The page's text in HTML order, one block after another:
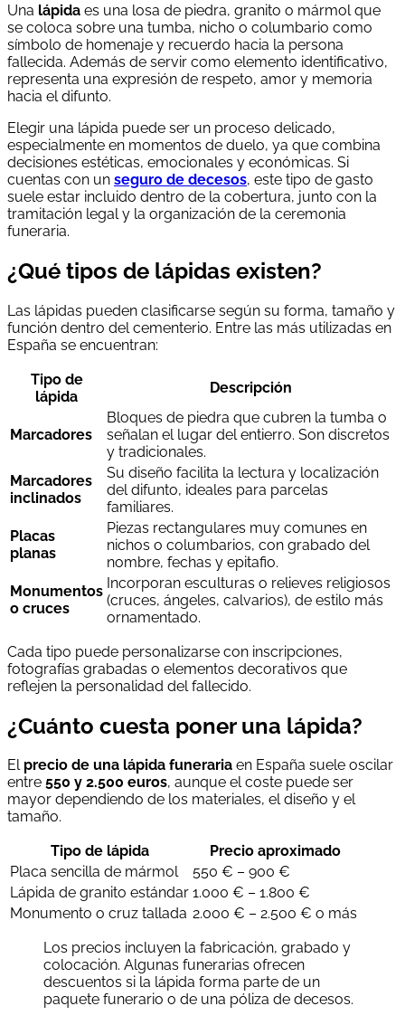
Una lápida es una losa de piedra, granito o mármol que
se coloca sobre una tumba, nicho o columbario como
símbolo de homenaje y recuerdo hacia la persona
fallecida. Además de servir como elemento identificativo,
representa una expresión de respeto, amor y memoria
hacia el difunto.
Elegir una lápida puede ser un proceso delicado,
especialmente en momentos de duelo, ya que combina
decisiones estéticas, emocionales y económicas. Si
cuentas con un seguro de decesos, este tipo de gasto
suele estar incluido dentro de la cobertura, junto con la
tramitación legal y la organización de la ceremonia
funeraria.
¿Qué tipos de lápidas existen?
Las lápidas pueden clasificarse según su forma, tamaño y
función dentro del cementerio. Entre las más utilizadas en
España se encuentran:
Tipo de
lápida
Descripción
Marcadores
Bloques de piedra que cubren la tumba o
señalan el lugar del entierro. Son discretos
y tradicionales.
Marcadores
inclinados
Su diseño facilita la lectura y localización
del difunto, ideales para parcelas
familiares.
Placas
planas
Piezas rectangulares muy comunes en
nichos o columbarios, con grabado del
nombre, fechas y epitafio.
Monumentos
o cruces
Incorporan esculturas o relieves religiosos
(cruces, ángeles, calvarios), de estilo más
ornamentado.
Cada tipo puede personalizarse con inscripciones,
fotografías grabadas o elementos decorativos que
reflejen la personalidad del fallecido.
¿Cuánto cuesta poner una lápida?
El precio de una lápida funeraria en España suele oscilar
entre 550 y 2.500 euros, aunque el coste puede ser
mayor dependiendo de los materiales, el diseño y el
tamaño.
Tipo de lápida
Precio aproximado
Placa sencilla de mármol
550 € – 900 €
Lápida de granito estándar 1.000 € – 1.800 €
Monumento o cruz tallada 2.000 € – 2.500 € o más
Los precios incluyen la fabricación, grabado y
colocación. Algunas funerarias ofrecen
descuentos si la lápida forma parte de un
paquete funerario o de una póliza de decesos.